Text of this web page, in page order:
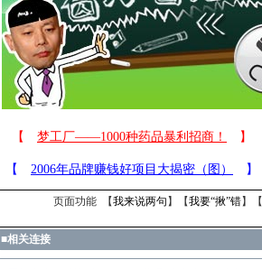
页面功能 【我来说两句 】【我要“揪”错】【
■相关连接